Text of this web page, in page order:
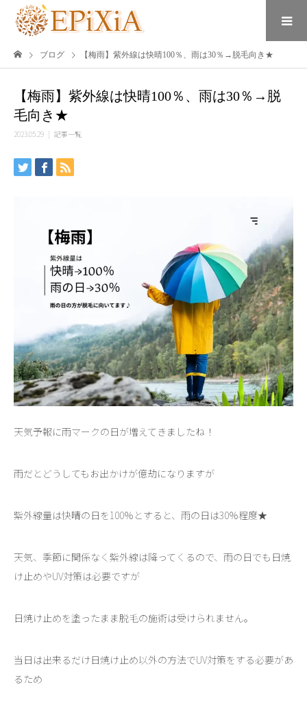
ブログ 【梅雨】紫外線は快晴100％、雨は30％→脱毛向き★
【梅雨】紫外線は快晴100％、雨は30％→脱
毛向き★
2023.05.29 記事一覧
天気予報に雨マークの日が増えてきましたね！
雨だとどうしてもお出かけが億劫になりますが
紫外線量は快晴の日を100％とすると、雨の日は30％程度★
天気、季節に関係なく紫外線は降ってくるので、雨の日でも日焼
け止めやUV対策は必要ですが
日焼け止めを塗ったまま脱毛の施術は受けられません。
当日は出来るだけ日焼け止め以外の方法でUV対策をする必要があ
るため